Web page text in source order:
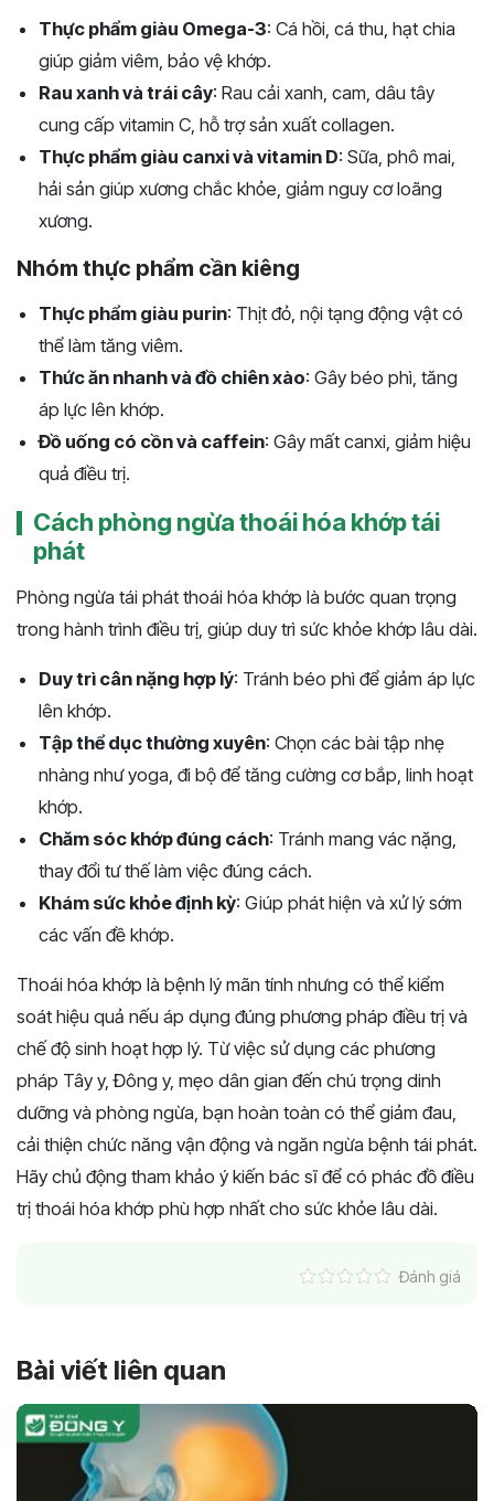
Thực phẩm giàu Omega-3: Cá hồi, cá thu, hạt chia
giúp giảm viêm, bảo vệ khớp.
Rau xanh và trái cây: Rau cải xanh, cam, dâu tây
cung cấp vitamin C, hỗ trợ sản xuất collagen.
Thực phẩm giàu canxi và vitamin D: Sữa, phô mai,
hải sản giúp xương chắc khỏe, giảm nguy cơ loãng
xương.
Nhóm thực phẩm cần kiêng
Thực phẩm giàu purin: Thịt đỏ, nội tạng động vật có
thể làm tăng viêm.
Thức ăn nhanh và đồ chiên xào: Gây béo phì, tăng
áp lực lên khớp.
Đồ uống có cồn và caffein: Gây mất canxi, giảm hiệu
quả điều trị.
Cách phòng ngừa thoái hóa khớp tái
phát
Phòng ngừa tái phát thoái hóa khớp là bước quan trọng
trong hành trình điều trị, giúp duy trì sức khỏe khớp lâu dài.
Duy trì cân nặng hợp lý: Tránh béo phì để giảm áp lực
lên khớp.
Tập thể dục thường xuyên: Chọn các bài tập nhẹ
nhàng như yoga, đi bộ để tăng cường cơ bắp, linh hoạt
khớp.
Chăm sóc khớp đúng cách: Tránh mang vác nặng,
thay đổi tư thế làm việc đúng cách.
Khám sức khỏe định kỳ: Giúp phát hiện và xử lý sớm
các vấn đề khớp.
Thoái hóa khớp là bệnh lý mãn tính nhưng có thể kiểm
soát hiệu quả nếu áp dụng đúng phương pháp điều trị và
chế độ sinh hoạt hợp lý. Từ việc sử dụng các phương
pháp Tây y, Đông y, mẹo dân gian đến chú trọng dinh
dưỡng và phòng ngừa, bạn hoàn toàn có thể giảm đau,
cải thiện chức năng vận động và ngăn ngừa bệnh tái phát.
Hãy chủ động tham khảo ý kiến bác sĩ để có phác đồ điều
trị thoái hóa khớp phù hợp nhất cho sức khỏe lâu dài.
Đánh giá
Bài viết liên quan